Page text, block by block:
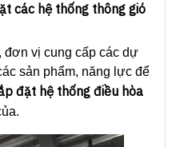
các hệ thống thông gió
vị cung cấp các dự
sản phẩm, năng lực để
đặt hệ thống điều hòa